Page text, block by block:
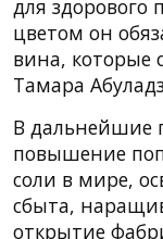
для
цветом он
вина, которые
Тамара
В дальнейшие
повышение
соли в мире,
сбыта,
открытие